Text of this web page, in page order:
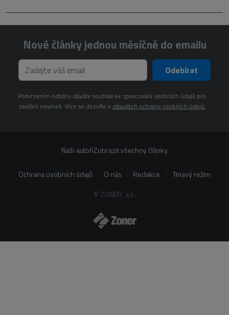
Nové články jednou měsíčně do emailu
Odebírat
Potvrzením odběru dáváte souhlas ke zpracování osobních údajů pro
zasílání novinek. Více se dozvíte v zásadách ochrany osobních údajů.
Naši autořiZobrazit všechny články
© ZONER, a.s.
Ochrana osobních údajů O nás Redakce Tmavý režim